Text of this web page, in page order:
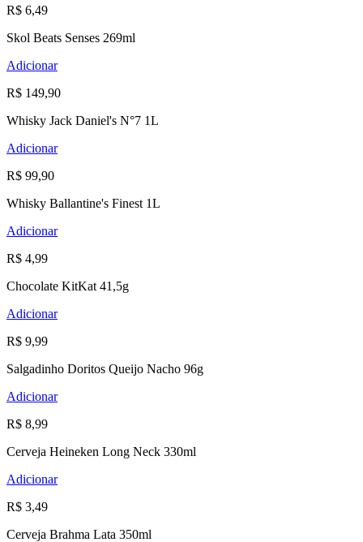
R$ 6,49
Skol Beats Senses 269ml
Adicionar
R$ 149,90
Whisky Jack Daniel's N°7 1L
Adicionar
R$ 99,90
Whisky Ballantine's Finest 1L
Adicionar
R$ 4,99
Chocolate KitKat 41,5g
Adicionar
R$ 9,99
Salgadinho Doritos Queijo Nacho 96g
Adicionar
R$ 8,99
Cerveja Heineken Long Neck 330ml
Adicionar
R$ 3,49
Cerveja Brahma Lata 350ml